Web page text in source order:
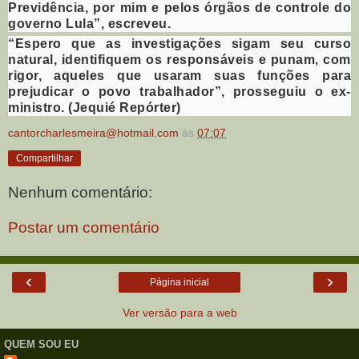
Previdência, por mim e pelos órgãos de controle do
governo Lula”, escreveu.
“Espero que as investigações sigam seu curso
natural, identifiquem os responsáveis e punam, com
rigor, aqueles que usaram suas funções para
prejudicar o povo trabalhador”, prosseguiu o ex-
ministro. (Jequié Repórter)
cantorcharlesmeira@hotmail.com às 07:07
Compartilhar
Nenhum comentário:
Postar um comentário
‹ ›
Página inicial
Ver versão para a web
QUEM SOU EU